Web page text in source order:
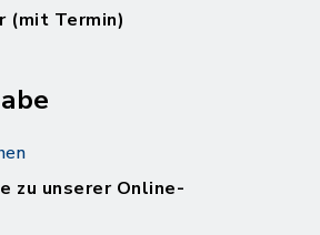
(mit Termin)
zu unserer Online-